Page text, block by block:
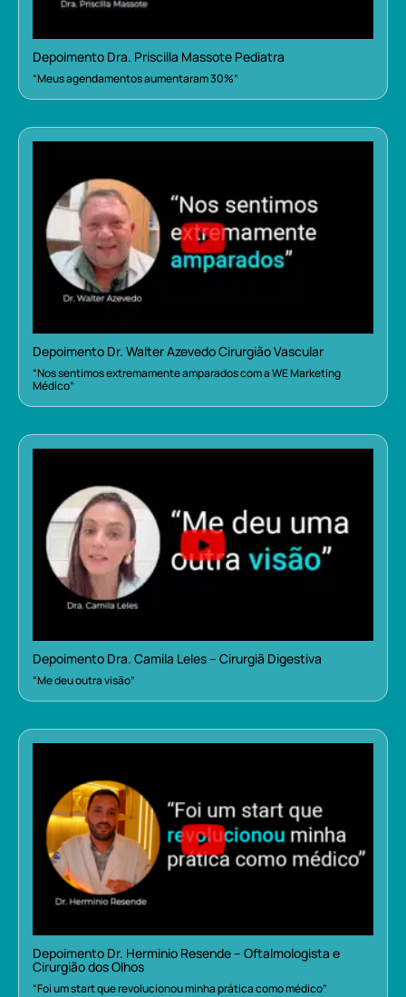
Depoimento Dra. Priscilla Massote Pediatra
“Meus agendamentos aumentaram 30%”
Depoimento Dr. Walter Azevedo Cirurgião Vascular
“Nos sentimos extremamente amparados com a WE Marketing
Médico”
Depoimento Dra. Camila Leles – Cirurgiã Digestiva
“Me deu outra visão”
Depoimento Dr. Herminio Resende – Oftalmologista e
Cirurgião dos Olhos
“Foi um start que revolucionou minha prática como médico”